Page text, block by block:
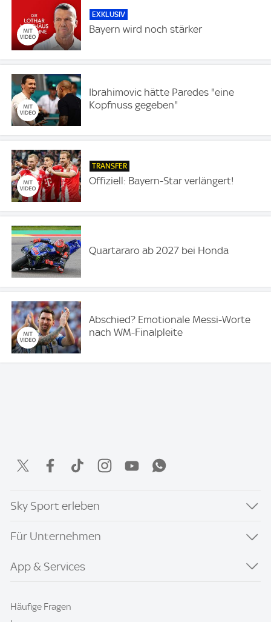
EXKLUSIV
Bayern wird noch stärker
Ibrahimovic hätte Paredes "eine
Kopfnuss gegeben"
TRANSFER
Offiziell: Bayern-Star verlängert!
Quartararo ab 2027 bei Honda
Abschied? Emotionale Messi-Worte
nach WM-Finalpleite
Sky Sport erleben
Für Unternehmen
App & Services
Häufige Fragen